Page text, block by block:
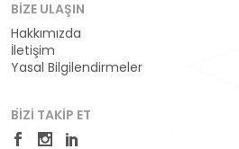
BIZE ULAŞIN
Hakkımızda
İletişim
Yasal Bilgilendirmeler
BIZI TAKIP ET